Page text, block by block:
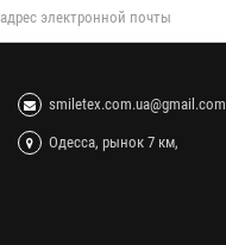
smiletex.com.ua@gmail.com
Одесса, рынок 7 км,